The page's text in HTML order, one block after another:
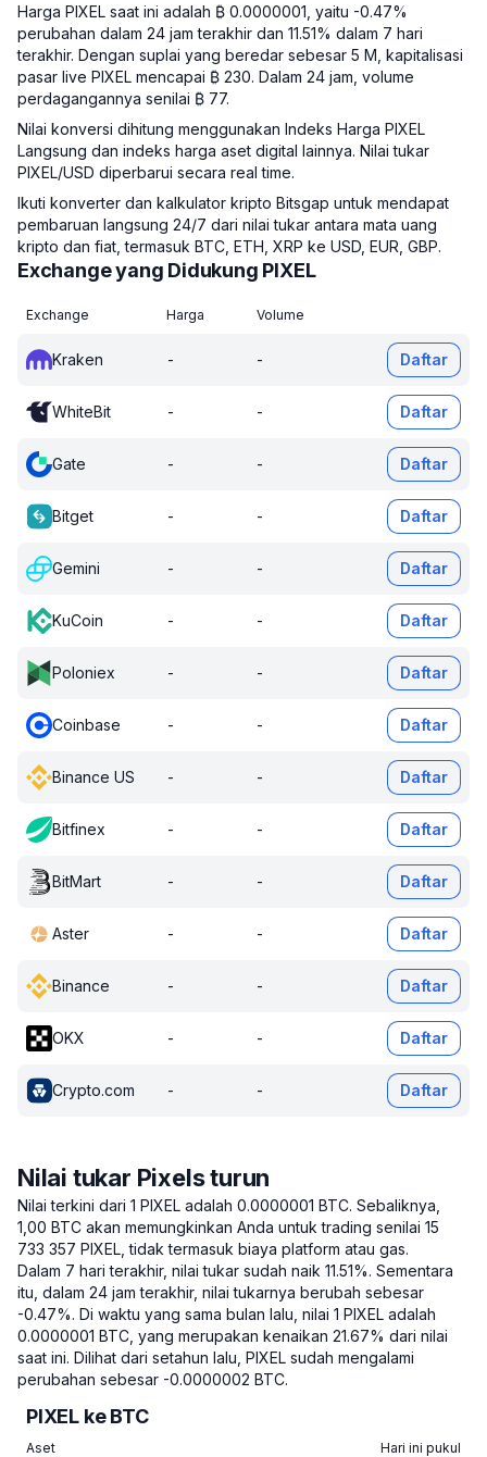
Harga PIXEL saat ini adalah ₿ 0.0000001, yaitu -0.47%
perubahan dalam 24 jam terakhir dan 11.51% dalam 7 hari
terakhir. Dengan suplai yang beredar sebesar 5 M, kapitalisasi
pasar live PIXEL mencapai ₿ 230. Dalam 24 jam, volume
perdagangannya senilai ₿ 77.
Nilai konversi dihitung menggunakan Indeks Harga PIXEL
Langsung dan indeks harga aset digital lainnya. Nilai tukar
PIXEL/USD diperbarui secara real time.
Ikuti konverter dan kalkulator kripto Bitsgap untuk mendapat
pembaruan langsung 24/7 dari nilai tukar antara mata uang
kripto dan fiat, termasuk BTC, ETH, XRP ke USD, EUR, GBP.
Exchange yang Didukung PIXEL
Exchange Harga Volume
Kraken - - Daftar
WhiteBit - - Daftar
Gate - - Daftar
Bitget - - Daftar
Gemini - - Daftar
KuCoin - - Daftar
Poloniex - - Daftar
Coinbase - - Daftar
Binance US - - Daftar
Bitfinex - - Daftar
BitMart - - Daftar
Aster - - Daftar
Binance - - Daftar
OKX - - Daftar
Crypto.com - - Daftar
Nilai tukar Pixels turun
Nilai terkini dari 1 PIXEL adalah 0.0000001 BTC. Sebaliknya,
1,00 BTC akan memungkinkan Anda untuk trading senilai 15
733 357 PIXEL, tidak termasuk biaya platform atau gas.
Dalam 7 hari terakhir, nilai tukar sudah naik 11.51%. Sementara
itu, dalam 24 jam terakhir, nilai tukarnya berubah sebesar
-0.47%. Di waktu yang sama bulan lalu, nilai 1 PIXEL adalah
0.0000001 BTC, yang merupakan kenaikan 21.67% dari nilai
saat ini. Dilihat dari setahun lalu, PIXEL sudah mengalami
perubahan sebesar -0.0000002 BTC.
PIXEL ke BTC
Aset Hari ini pukul